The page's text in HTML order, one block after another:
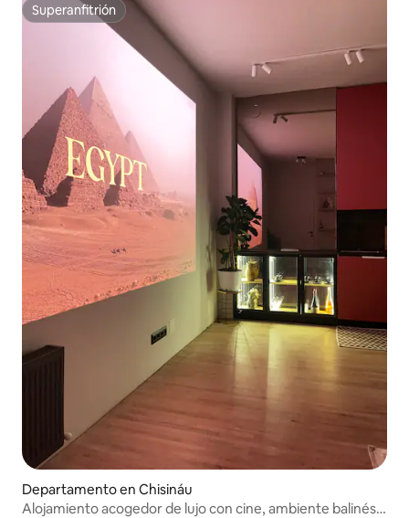
Superanfitrión
Superanfitrión
Departamento en Chisináu
Alojamiento acogedor de lujo con cine, ambiente balinés y